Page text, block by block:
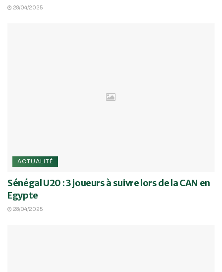
28/04/2025
ACTUALITÉ
Sénégal U20 : 3 joueurs à suivre lors de la CAN en
Egypte
28/04/2025